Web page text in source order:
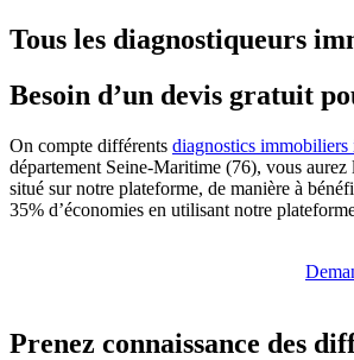
Tous les diagnostiqueurs
Besoin d’un devis gratuit
On compte différents diagnostics immobiliers
département Seine-Maritime (76), vous
situé sur notre plateforme, de manière à
35% d’économies en utilisant notre
Prenez connaissance des